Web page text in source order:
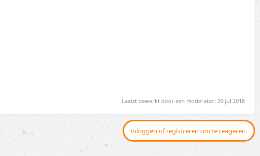
Laatst bewerkt door een moderator: 20 jul 2018
Inloggen of registreren om te reageren.